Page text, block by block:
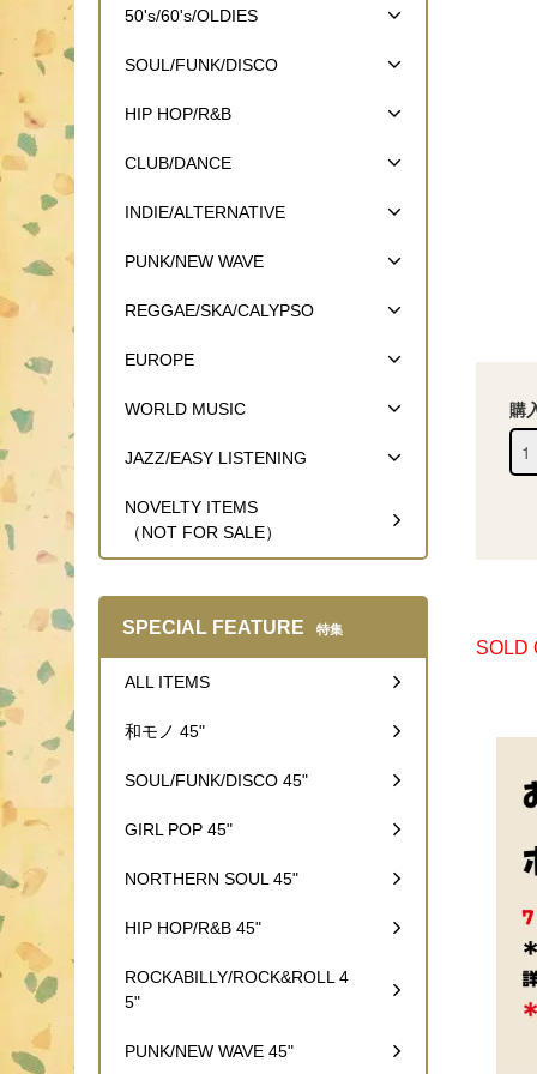
購
SOLD
50's/60's/OLDIES
SOUL/FUNK/DISCO
HIP HOP/R&B
CLUB/DANCE
INDIE/ALTERNATIVE
PUNK/NEW WAVE
REGGAE/SKA/CALYPSO
EUROPE
WORLD MUSIC
JAZZ/EASY LISTENING
NOVELTY ITEMS
（NOT FOR SALE）
SPECIAL FEATURE 特集
ALL ITEMS
和モノ 45"
SOUL/FUNK/DISCO 45"
GIRL POP 45"
NORTHERN SOUL 45"
HIP HOP/R&B 45"
ROCKABILLY/ROCK&ROLL 4
5"
PUNK/NEW WAVE 45"